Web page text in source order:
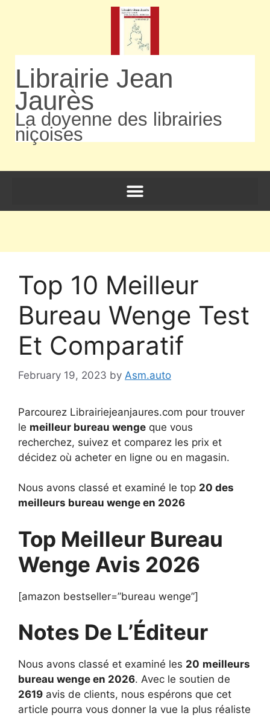
Librairie Jean
Jaurès
La doyenne des librairies
niçoises
Top 10 Meilleur
Bureau Wenge Test
Et Comparatif
February 19, 2023 by Asm.auto
Parcourez Librairiejeanjaures.com pour trouver
le meilleur bureau wenge que vous
recherchez, suivez et comparez les prix et
décidez où acheter en ligne ou en magasin.
Nous avons classé et examiné le top 20 des
meilleurs bureau wenge en 2026
Top Meilleur Bureau
Wenge Avis 2026
[amazon bestseller=”bureau wenge”]
Notes De L’Éditeur
Nous avons classé et examiné les 20 meilleurs
bureau wenge en 2026. Avec le soutien de
2619 avis de clients, nous espérons que cet
article pourra vous donner la vue la plus réaliste